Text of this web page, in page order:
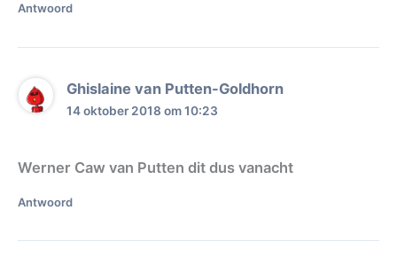
Antwoord
Ghislaine van Putten-Goldhorn
14 oktober 2018 om 10:23
Werner Caw van Putten dit dus vanacht
Antwoord